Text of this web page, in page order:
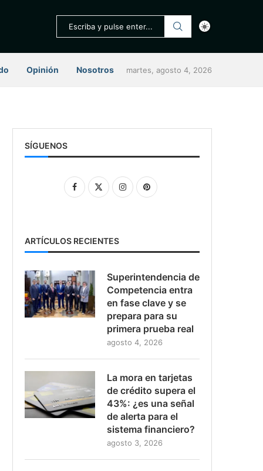
Opinión Nosotros martes, agosto 4, 2026
SÍGUENOS
ARTÍCULOS RECIENTES
Superintendencia de
Competencia entra
en fase clave y se
prepara para su
primera prueba real
agosto 4, 2026
La mora en tarjetas
de crédito supera el
43%: ¿es una señal
de alerta para el
sistema financiero?
agosto 3, 2026